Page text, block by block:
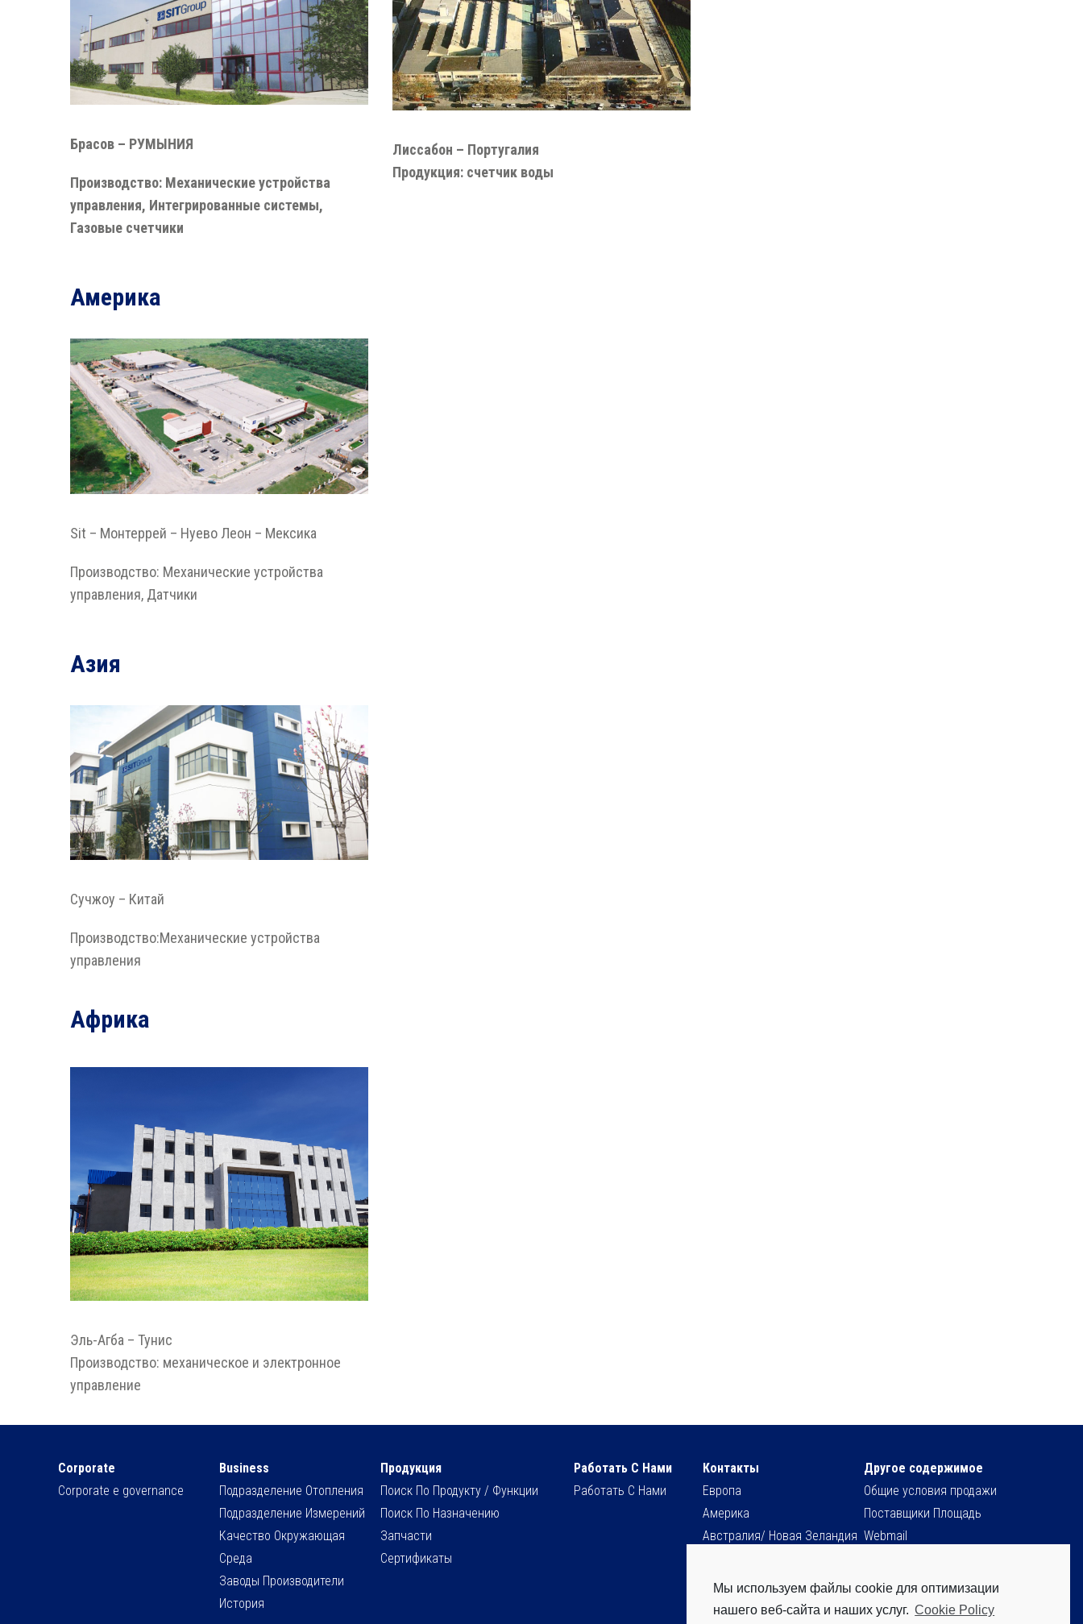
Брасов – РУМЫНИЯ
Производство: Механические устройства
управления, Интегрированные системы,
Газовые счетчики
Лиссабон – Португалия
Продукция: счетчик воды
Америка
Sit – Монтеррей – Нуево Леон – Мексика
Производство: Механические устройства
управления, Датчики
Азия
Сучжоу – Китай
Производство:Механические устройства
управления
Африка
Эль-Агба – Тунис
Производство: механическое и электронное
управление
Corporate
Corporate e governance
Business
Подразделение Отопления
Подразделение Измерений
Качество Окружающая
Среда
Заводы Производители
История
Продукция
Поиск По Продукту / Функции
Поиск По Назначению
Запчасти
Сертификаты
Работать С Нами
Работать С Нами
Контакты
Европа
Америка
Австралия/ Новая Зеландия
Африка
Другое содержимое
Общие условия продажи
Поставщики Площадь
Webmail
Мы используем файлы cookie для оптимизации
нашего веб-сайта и наших услуг. Cookie Policy